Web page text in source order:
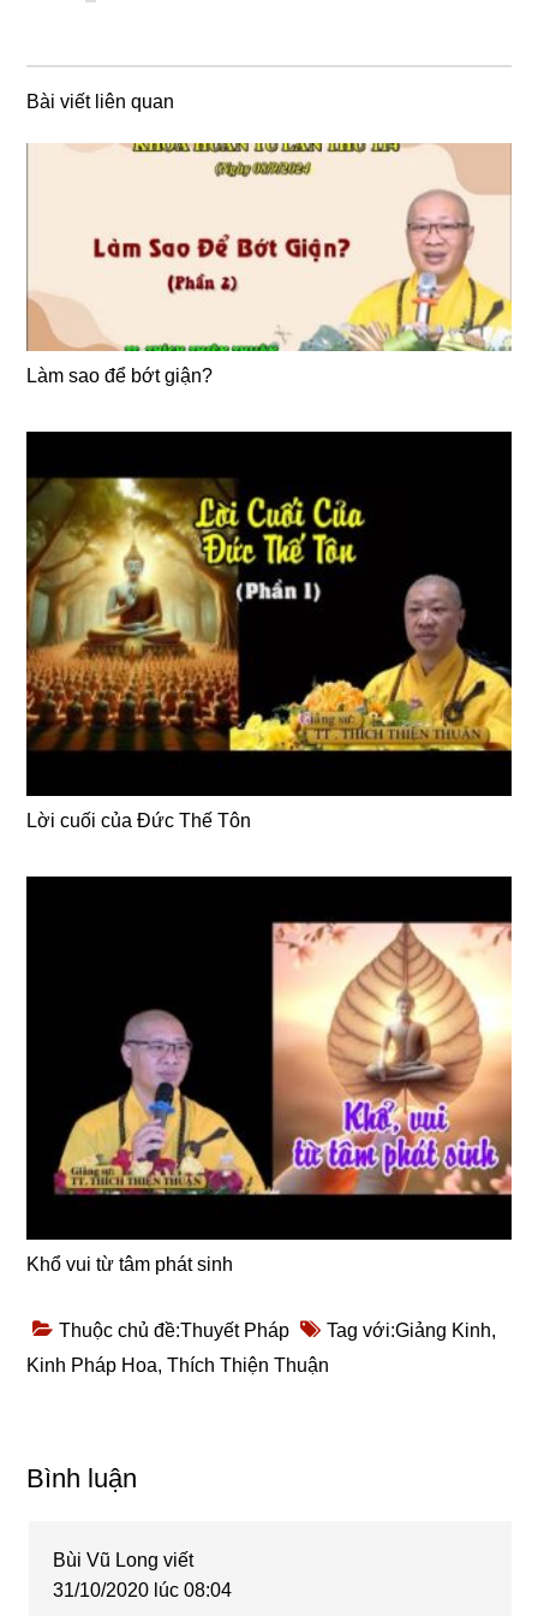
Bài viết liên quan
Làm sao để bớt giận?
Lời cuối của Đức Thế Tôn
Khổ vui từ tâm phát sinh
Thuộc chủ đề:Thuyết Pháp Tag với:Giảng Kinh,
Kinh Pháp Hoa,Thích Thiện Thuận
Reader
Bình luận
Bùi Vũ Long viết
31/10/2020 lúc 08:04